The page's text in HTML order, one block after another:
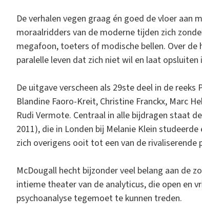
De verhalen vegen graag én goed de vloer
moraalridders van de moderne tijden zich
megafoon, toeters of modische bellen. Over
paralelle leven dat zich niet wil en laat
De uitgave verscheen als 29ste deel in de
Blandine Faoro-Kreit, Christine Franckx, Marc
Rudi Vermote. Centraal in alle bijdragen staat
2011), die in Londen bij Melanie Klein
zich overigens ooit tot een van de rivaliserende
McDougall hecht bijzonder veel belang aan de
intieme theater van de analyticus, die open en
psychoanalyse tegemoet te kunnen treden.